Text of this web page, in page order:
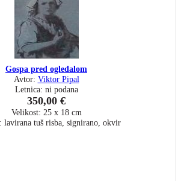
Gospa pred ogledalom
Avtor: Viktor Pipal
Letnica: ni podana
350,00 €
Velikost: 25 x 18 cm
lavirana tuš risba, signirano, okvir